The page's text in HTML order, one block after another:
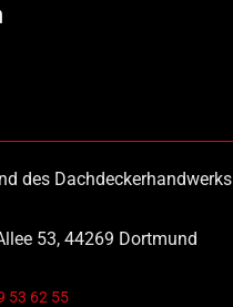
des Dachdeckerhandwerks
53, 44269 Dortmund
53 62 55